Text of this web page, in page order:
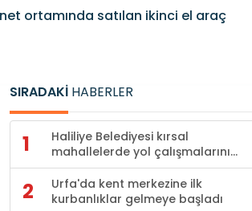
ortamında satılan ikinci el araç
SIRADAKİ HABERLER
1
Haliliye Belediyesi kırsal
mahallelerde yol çalışmalarını...
2
Urfa'da kent merkezine ilk
kurbanlıklar gelmeye başladı